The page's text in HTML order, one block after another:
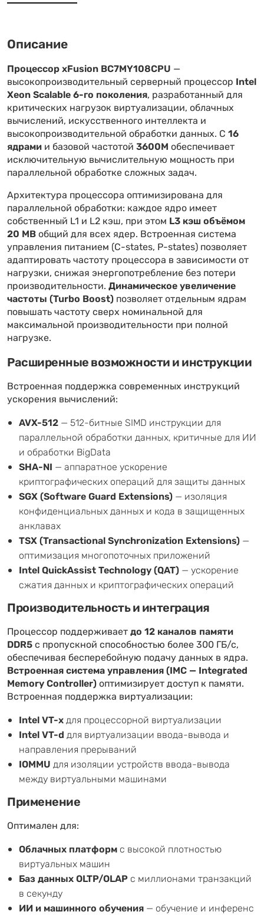
Описание
Процессор xFusion BC7MY108CPU —
высокопроизводительный серверный процессор Intel
Xeon Scalable 6-го поколения, разработанный для
критических нагрузок виртуализации, облачных
вычислений, искусственного интеллекта и
высокопроизводительной обработки данных. С 16
ядрами и базовой частотой 3600M обеспечивает
исключительную вычислительную мощность при
параллельной обработке сложных задач.
Архитектура процессора оптимизирована для
параллельной обработки: каждое ядро имеет
собственный L1 и L2 кэш, при этом L3 кэш объёмом
20 MBобщий для всех ядер. Встроенная система
управления питанием (C-states, P-states) позволяет
адаптировать частоту процессора в зависимости от
нагрузки, снижая энергопотребление без потери
производительности. Динамическое увеличение
частоты (Turbo Boost) позволяет отдельным ядрам
повышать частоту сверх номинальной для
максимальной производительности при полной
нагрузке.
Расширенные возможности и инструкции
Встроенная поддержка современных инструкций
ускорения вычислений:
AVX-512 — 512-битные SIMD инструкции для
параллельной обработки данных, критичные для ИИ
и обработки BigData
SHA-NI — аппаратное ускорение
криптографических операций для защиты данных
SGX (Software Guard Extensions) — изоляция
конфиденциальных данных и кода в защищенных
анклавах
TSX (Transactional Synchronization Extensions) —
оптимизация многопоточных приложений
Intel QuickAssist Technology (QAT) — ускорение
сжатия данных и криптографических операций
Производительность и интеграция
Процессор поддерживаетдо 12 каналов памяти
DDR5с пропускной способностью более 300 ГБ/с,
обеспечивая бесперебойную подачу данных в ядра.
Встроенная система управления (IMC — Integrated
Memory Controller)оптимизирует доступ к памяти.
Встроенная поддержка виртуализации:
Intel VT-xдля процессорной виртуализации
Intel VT-d для виртуализации ввода-вывода и
направления прерываний
IOMMU для изоляции устройств ввода-вывода
между виртуальными машинами
Применение
Оптимален для:
Облачных платформ с высокой плотностью
виртуальных машин
Баз данных OLTP/OLAP с миллионами транзакций
в секунду
ИИ и машинного обучения — обучение и инференс